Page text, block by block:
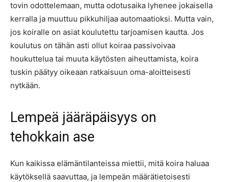
tovin odottelemaan, mutta odotusaika lyhenee jokaisella
kerralla ja muuttuu pikkuhiljaa automaatioksi. Mutta vain,
jos koiralle on asiat koulutettu tarjoamisen kautta. Jos
koulutus on tähän asti ollut koiraa passivoivaa
houkuttelua tai muuta käytösten aiheuttamista, koira
tuskin päätyy oikeaan ratkaisuun oma-aloitteisesti
nytkään.
Lempeä jääräpäisyys on
tehokkain ase
Kun kaikissa elämäntilanteissa miettii, mitä koira haluaa
käytöksellä saavuttaa, ja lempeän määrätietoisesti